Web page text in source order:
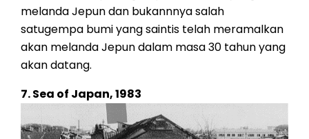
melanda Jepun dan bukannnya salah
satugempa bumi yang saintis telah meramalkan
akan melanda Jepun dalam masa 30 tahun yang
akan datang.
7. Sea of Japan, 1983